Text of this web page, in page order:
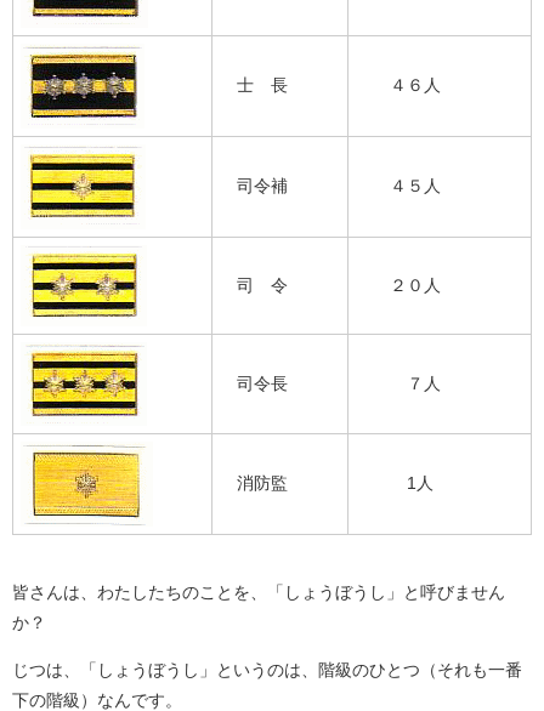
士 長 ４６人
司令補 ４５人
司 令 ２０人
司令長 ７人
消防監 1人
皆さんは、わたしたちのことを、「しょうぼうし」と呼びません
か？
じつは、「しょうぼうし」というのは、階級のひとつ（それも一番
下の階級）なんです。